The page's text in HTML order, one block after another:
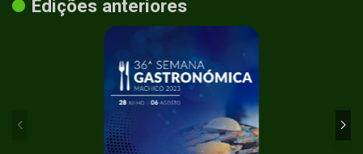
Edições anteriores